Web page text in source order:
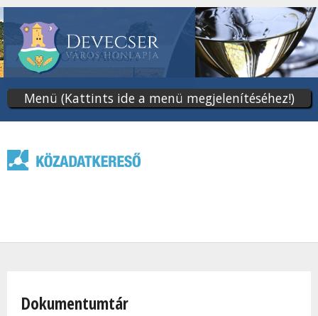
tartalomra
Menü (Kattints ide a menü megjelenítéséhez!)
Dokumentumtár